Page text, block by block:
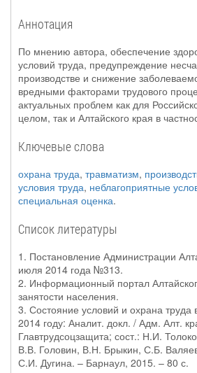
Аннотация
По мнению автора, обеспечение
условий труда, предупреждение
производстве и снижение
вредными факторами трудового
актуальных проблем как для
целом, так и Алтайского края в
Ключевые слова
охрана труда, травматизм,
условия труда, неблагоприятные
специальная оценка.
Список литературы
1. Постановление Администрации
июля 2014 года №313.
2. Информационный портал
занятости населения.
3. Состояние условий и охрана труда
2014 году: Аналит. докл. / Адм. Алт.
Главтрудсоцзащита; сост.: Н.И.
В.В. Головин, В.Н. Брыкин, С.Б.
С.И. Дугина. – Барнаул, 2015. – 80 с.